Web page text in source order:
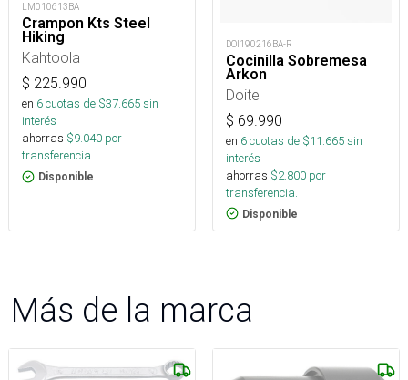
LM010613BA
Crampon Kts Steel
Hiking
Kahtoola
$ 225.990
en 6cuotas de $37.665sin
interés
ahorras $9.040 por
transferencia.
Disponible
DOI190216BA-R
Cocinilla Sobremesa
Arkon
Doite
$ 69.990
en 6cuotas de $11.665sin
interés
ahorras $2.800 por
transferencia.
Disponible
Más de la marca